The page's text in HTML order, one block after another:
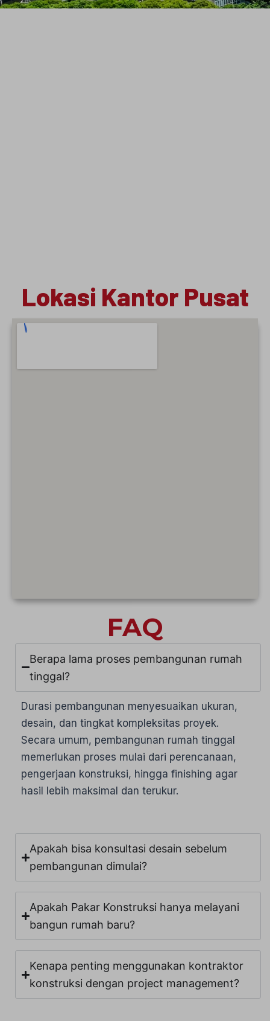
Lokasi Kantor Pusat
FAQ
Berapa lama proses pembangunan rumah
tinggal?
Durasi pembangunan menyesuaikan ukuran,
desain, dan tingkat kompleksitas proyek.
Secara umum, pembangunan rumah tinggal
memerlukan proses mulai dari perencanaan,
pengerjaan konstruksi, hingga finishing agar
hasil lebih maksimal dan terukur.
Apakah bisa konsultasi desain sebelum
pembangunan dimulai?
Apakah Pakar Konstruksi hanya melayani
bangun rumah baru?
Kenapa penting menggunakan kontraktor
konstruksi dengan project management?